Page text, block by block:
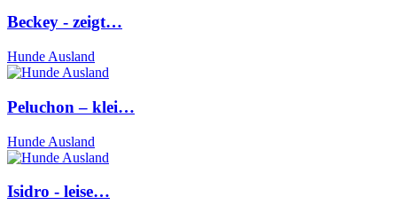
Beckey - zeigt…
Hunde Ausland
Peluchon – klei…
Hunde Ausland
Isidro - leise…